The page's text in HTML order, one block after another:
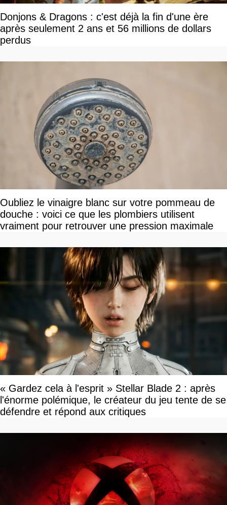
Donjons & Dragons : c'est déjà la fin d'une ère
après seulement 2 ans et 56 millions de dollars
perdus
Oubliez le vinaigre blanc sur votre pommeau de
douche : voici ce que les plombiers utilisent
vraiment pour retrouver une pression maximale
« Gardez cela à l'esprit » Stellar Blade 2 : après
l'énorme polémique, le créateur du jeu tente de se
défendre et répond aux critiques